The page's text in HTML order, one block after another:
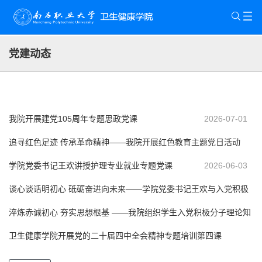
党建动态
我院开展建党105周年专题思政党课 2026-07-01
追寻红色足迹 传承革命精神——我院开展红色教育主题党日活动
2026-06-10
学院党委书记王欢讲授护理专业就业专题党课 2026-06-03
谈心谈话明初心 砥砺奋进向未来——学院党委书记王欢与入党积极
分子开展专题谈心谈 2026-06-02
淬炼赤诚初心 夯实思想根基 ——我院组织学生入党积极分子理论知
识考核 2026-06-01
卫生健康学院开展党的二十届四中全会精神专题培训第四课